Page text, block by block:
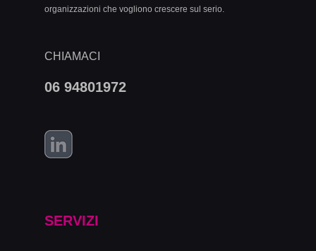
organizzazioni che vogliono crescere sul serio.
CHIAMACI
06 94801972
SERVIZI